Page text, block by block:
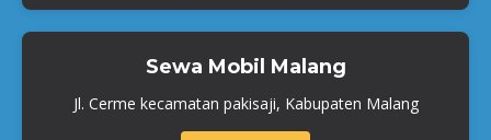
Sewa Mobil Malang
Jl. Cerme kecamatan pakisaji, Kabupaten Malang